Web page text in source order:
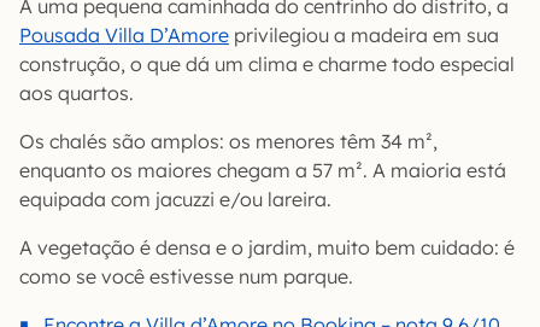
A uma pequena caminhada do centrinho do distrito, a
Pousada Villa D’Amore privilegiou a madeira em sua
construção, o que dá um clima e charme todo especial
aos quartos.
Os chalés são amplos: os menores têm 34 m²,
enquanto os maiores chegam a 57 m². A maioria está
equipada com jacuzzi e/ou lareira.
A vegetação é densa e o jardim, muito bem cuidado: é
como se você estivesse num parque.